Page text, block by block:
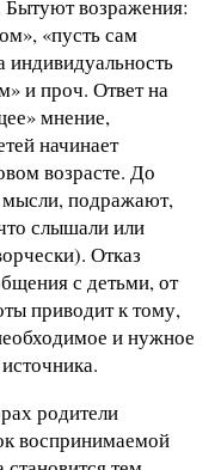
Бытуют возражения:
«пусть сам
индивидуальность
и проч. Ответ на
мнение,
начинает
возрасте. До
подражают,
слышали или
Отказ
с детьми, от
приводит к тому,
и нужное
родители
воспринимаемой